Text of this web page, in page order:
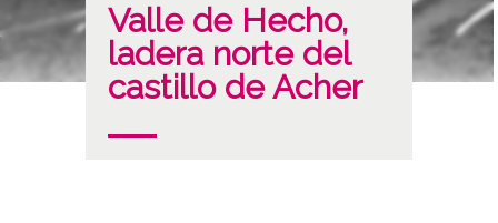
Valle de Hecho,
ladera norte del
castillo de Acher